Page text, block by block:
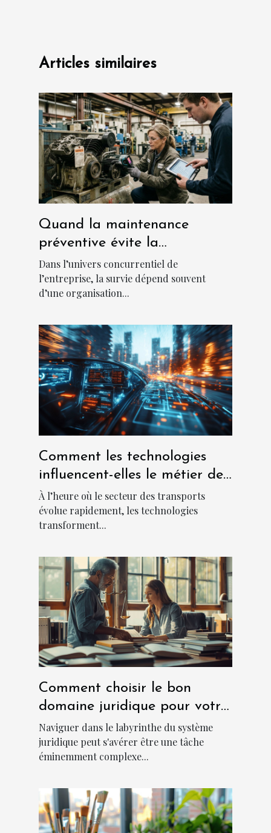
Articles similaires
Quand la maintenance
préventive évite la
catastrophe en entreprise
Dans l’univers concurrentiel de
l’entreprise, la survie dépend souvent
d’une organisation...
Comment les technologies
influencent-elles le métier de
chauffeur ?
À l’heure où le secteur des transports
évolue rapidement, les technologies
transforment...
Comment choisir le bon
domaine juridique pour votre
cas ?
Naviguer dans le labyrinthe du système
juridique peut s'avérer être une tâche
éminemment complexe...